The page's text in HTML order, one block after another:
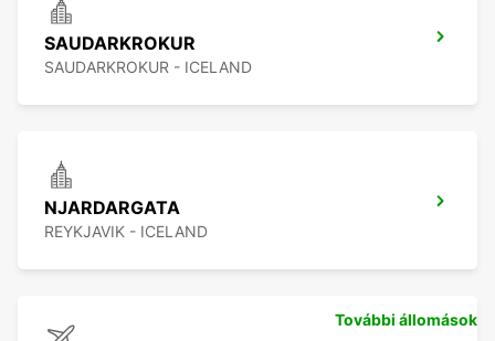
SAUDARKROKUR
SAUDARKROKUR - ICELAND
NJARDARGATA
REYKJAVIK - ICELAND
További állomások